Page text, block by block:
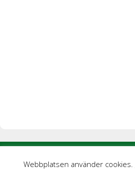
Blogghubb
Webbplatsen använder cookies.